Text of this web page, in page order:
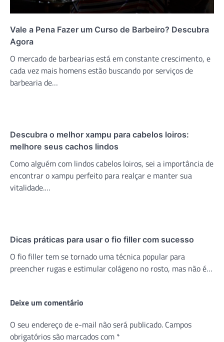
Vale a Pena Fazer um Curso de Barbeiro? Descubra
Agora
O mercado de barbearias está em constante crescimento, e
cada vez mais homens estão buscando por serviços de
barbearia de…
Descubra o melhor xampu para cabelos loiros:
melhore seus cachos lindos
Como alguém com lindos cabelos loiros, sei a importância de
encontrar o xampu perfeito para realçar e manter sua
vitalidade.…
Dicas práticas para usar o fio filler com sucesso
O fio filler tem se tornado uma técnica popular para
preencher rugas e estimular colágeno no rosto, mas não é…
Deixe um comentário
O seu endereço de e-mail não será publicado. Campos
obrigatórios são marcados com *